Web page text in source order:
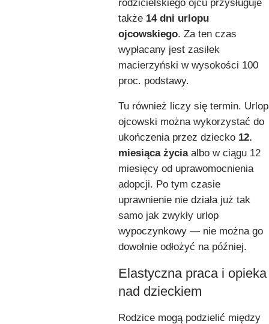
rodzicielskiego ojcu przysługuje
także 14 dni urlopu
ojcowskiego. Za ten czas
wypłacany jest zasiłek
macierzyński w wysokości 100
proc. podstawy.
Tu również liczy się termin. Urlop
ojcowski można wykorzystać do
ukończenia przez dziecko 12.
miesiąca życiaalbo w ciągu 12
miesięcy od uprawomocnienia
adopcji. Po tym czasie
uprawnienie nie działa już tak
samo jak zwykły urlop
wypoczynkowy — nie można go
dowolnie odłożyć na później.
Elastyczna praca i opieka
nad dzieckiem
Rodzice mogą podzielić między